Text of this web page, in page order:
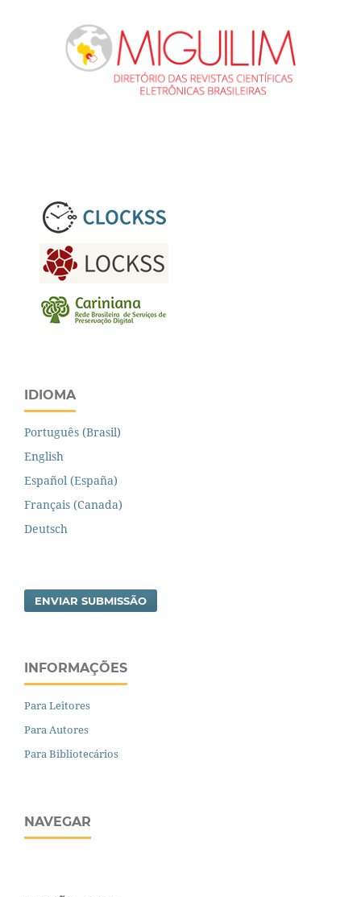
IDIOMA
Português (Brasil)
English
Español (España)
Français (Canada)
Deutsch
ENVIAR SUBMISSÃO
INFORMAÇÕES
Para Leitores
Para Autores
Para Bibliotecários
NAVEGAR